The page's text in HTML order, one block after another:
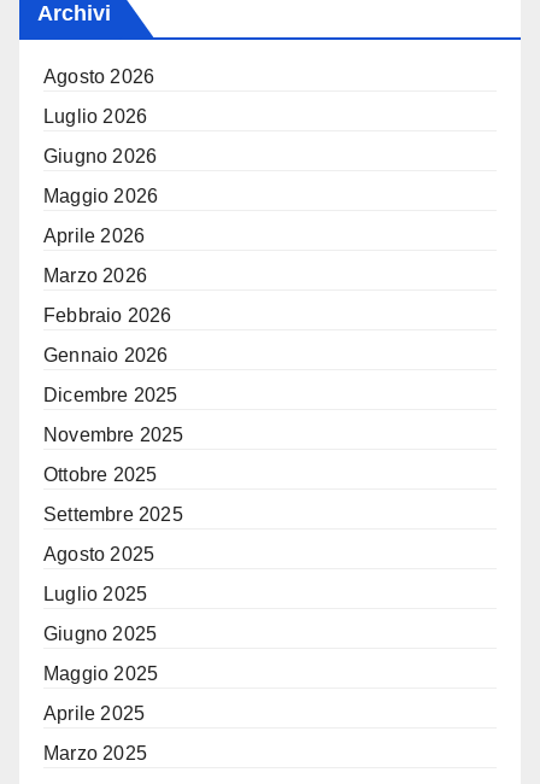
Archivi
Agosto 2026
Luglio 2026
Giugno 2026
Maggio 2026
Aprile 2026
Marzo 2026
Febbraio 2026
Gennaio 2026
Dicembre 2025
Novembre 2025
Ottobre 2025
Settembre 2025
Agosto 2025
Luglio 2025
Giugno 2025
Maggio 2025
Aprile 2025
Marzo 2025